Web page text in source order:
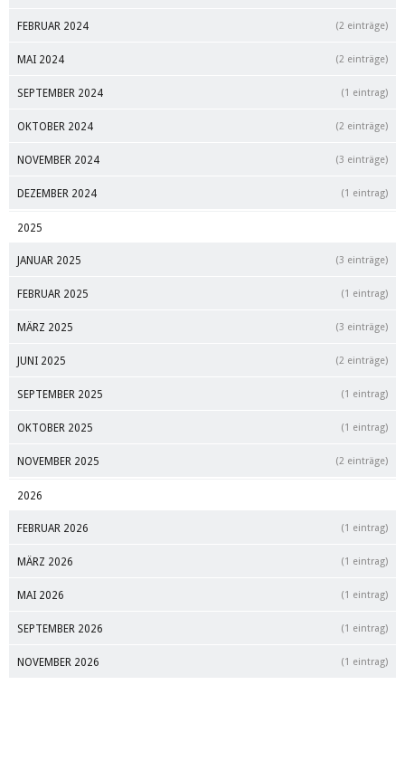
FEBRUAR 2024 (2 einträge)
MAI 2024 (2 einträge)
SEPTEMBER 2024 (1 eintrag)
OKTOBER 2024 (2 einträge)
NOVEMBER 2024 (3 einträge)
DEZEMBER 2024 (1 eintrag)
2025
JANUAR 2025 (3 einträge)
FEBRUAR 2025 (1 eintrag)
MÄRZ 2025 (3 einträge)
JUNI 2025 (2 einträge)
SEPTEMBER 2025 (1 eintrag)
OKTOBER 2025 (1 eintrag)
NOVEMBER 2025 (2 einträge)
2026
FEBRUAR 2026 (1 eintrag)
MÄRZ 2026 (1 eintrag)
MAI 2026 (1 eintrag)
SEPTEMBER 2026 (1 eintrag)
NOVEMBER 2026 (1 eintrag)